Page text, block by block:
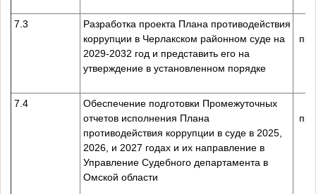
7.3
Разработка проекта Плана противодействия
коррупции в Черлакском районном суде на
2029-2032 год и представить его на
утверждение в установленном порядке
7.4
Обеспечение подготовки Промежуточных
отчетов исполнения Плана
противодействия коррупции в суде в 2025,
2026, и 2027 годах и их направление в
Управление Судебного департамента в
Омской области